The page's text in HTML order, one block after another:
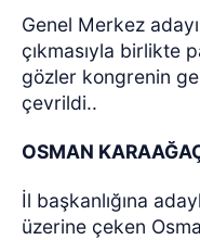
Genel Merkez
çıkmasıyla birlikte
gözler kongrenin
çevrildi..
OSMAN
İl başkanlığına
üzerine çeken